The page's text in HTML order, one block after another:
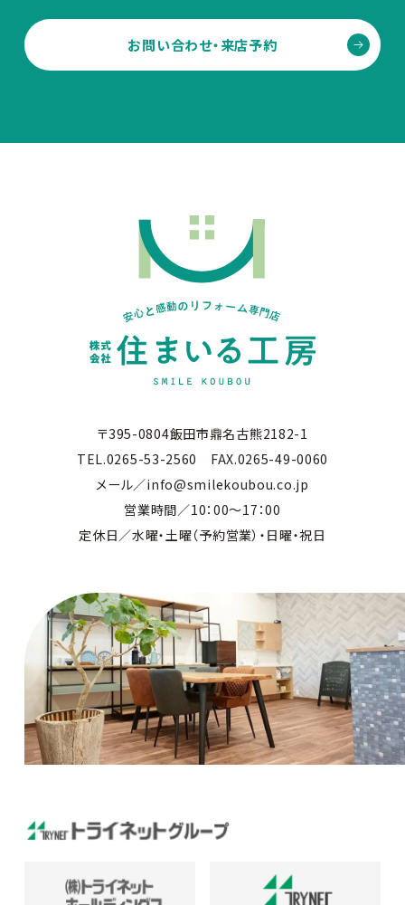
お問い合わせ・来店予約
〒395-0804飯田市鼎名古熊2182-1
TEL.0265-53-2560 FAX.0265-49-0060
メール／info@smilekoubou.co.jp
営業時間／10：00～17：00
定休日／水曜・土曜（予約営業）・日曜・祝日